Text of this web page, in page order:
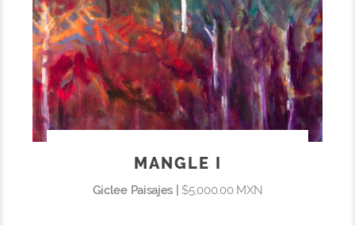
MANGLE I
Giclee Paisajes |$5,000.00 MXN